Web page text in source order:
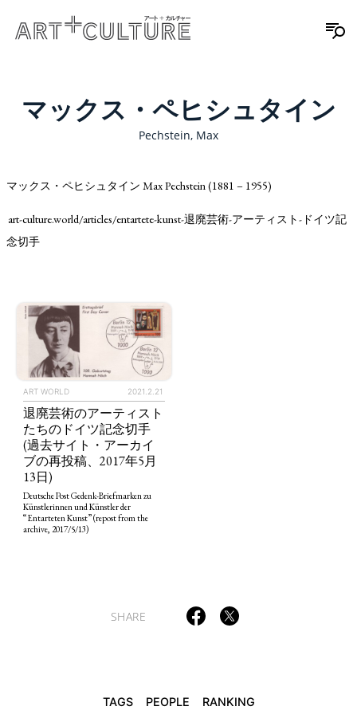
TAGS PEOPLE
マックス・ペヒシュタイン
Pechstein, Max
マックス・ペヒシュタイン Max Pechstein (1881 – 1955)
art-culture.world/articles/entartete-kunst-退廃芸術-アーティスト-ドイツ記
念切手
ART WORLD 2021.2.21
退廃芸術のアーティスト
たちのドイツ記念切手
(過去サイト・アーカイ
ブの再投稿、2017年5月
13日)
Deutsche Post Gedenk-Briefmarken zu
Künstlerinnen und Künstler der
“Entarteten Kunst” (repost from the
archive, 2017/5/13)
SHARE
TAGS PEOPLE RANKING